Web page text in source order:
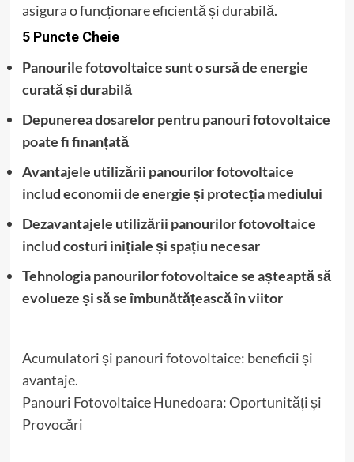
asigura o funcționare eficientă și durabilă.
5 Puncte Cheie
Panourile fotovoltaice sunt o sursă de energie
curată și durabilă
Depunerea dosarelor pentru panouri fotovoltaice
poate fi finanțată
Avantajele utilizării panourilor fotovoltaice
includ economii de energie și protecția mediului
Dezavantajele utilizării panourilor fotovoltaice
includ costuri inițiale și spațiu necesar
Tehnologia panourilor fotovoltaice se așteaptă să
evolueze și să se îmbunătățească în viitor
Acumulatori și panouri fotovoltaice: beneficii și
avantaje.
Panouri Fotovoltaice Hunedoara: Oportunități și
Provocări